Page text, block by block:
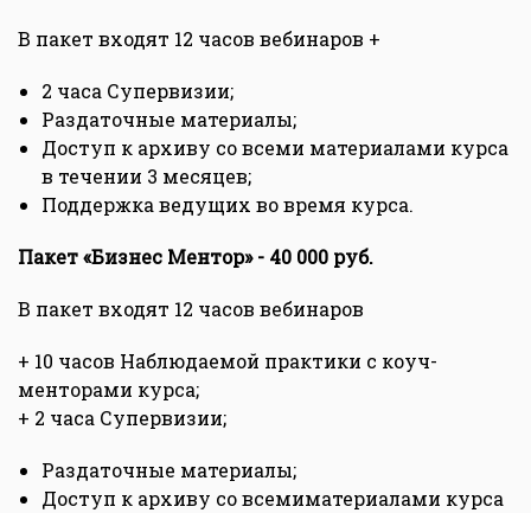
В пакет входят 12 часов вебинаров +
2 часа Супервизии;
Раздаточные материалы;
Доступ к архиву со всеми материалами курса
в течении 3 месяцев;
Поддержка ведущих во время курса.
Пакет «Бизнес Ментор» - 40 000 руб.
В пакет входят 12 часов вебинаров
+ 10 часов Наблюдаемой практики с коуч-
менторами курса;
+ 2 часа Супервизии;
Раздаточные материалы;
Доступ к архиву со всемиматериалами курса